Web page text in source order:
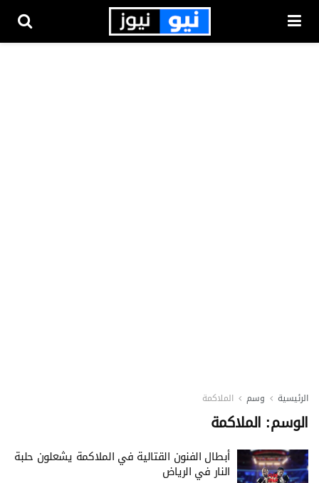
الرئيسية وسم الملاكمة
الوسم: الملاكمة
أبطال الفنون القتالية في الملاكمة يشعلون حلبة
النار في الرياض